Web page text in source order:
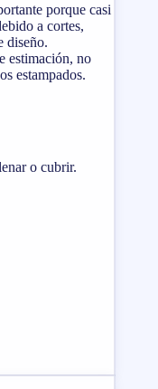
porque casi
a cortes,
diseño.
estimación, no
estampados.
o cubrir.